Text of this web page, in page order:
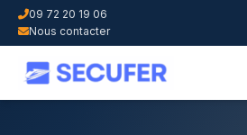
09 72 20 19 06
Nous contacter